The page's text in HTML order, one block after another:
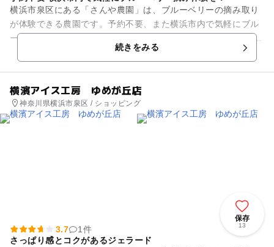
横浜市泉区にある「さんや農園」は、ブルーベリーの摘み取り
が体験できる農園です。予約不要、また横浜市内で気軽にブル
ーベリー摘みができるとあって、人気を集めています。 開園時
続きをみる
横濱アイス工房 ゆめが丘店
神奈川県横浜市泉区 / ショッピング
保存
13
3.7
1件
さっぱり感とコクがあるジェラード